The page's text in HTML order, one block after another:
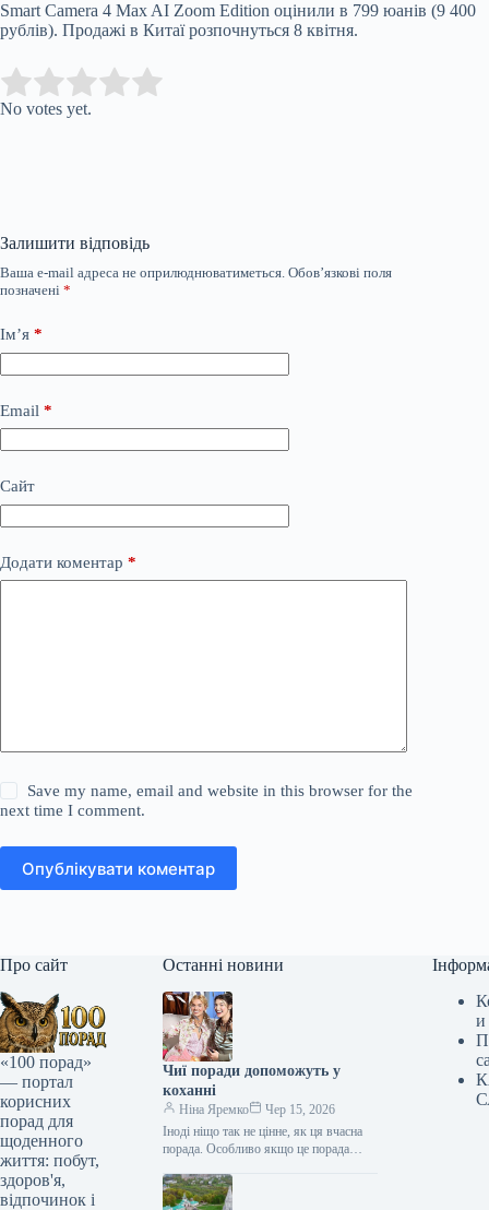
Smart Camera 4 Max AI Zoom Edition оцінили в 799 юанів (9 400
рублів). Продажі в Китаї розпочнуться 8 квітня.
Rate this item:
No votes yet.
Залишити відповідь
Ваша e-mail адреса не оприлюднюватиметься. Обов’язкові поля
позначені *
Ім’я *
Email *
Сайт
Додати коментар *
Save my name, email and website in this browser for the
next time I comment.
Опублікувати коментар
Про сайт
«100 порад»
— портал
корисних
порад для
щоденного
життя: побут,
здоров'я,
відпочинок і
Останні новини
Чиї поради допоможуть у
коханні
Ніна Яремко
Чер 15, 2026
Іноді ніщо так не цінне, як ця вчасна
порада. Особливо якщо це порада
косметолога, тренера, стиліста…
и